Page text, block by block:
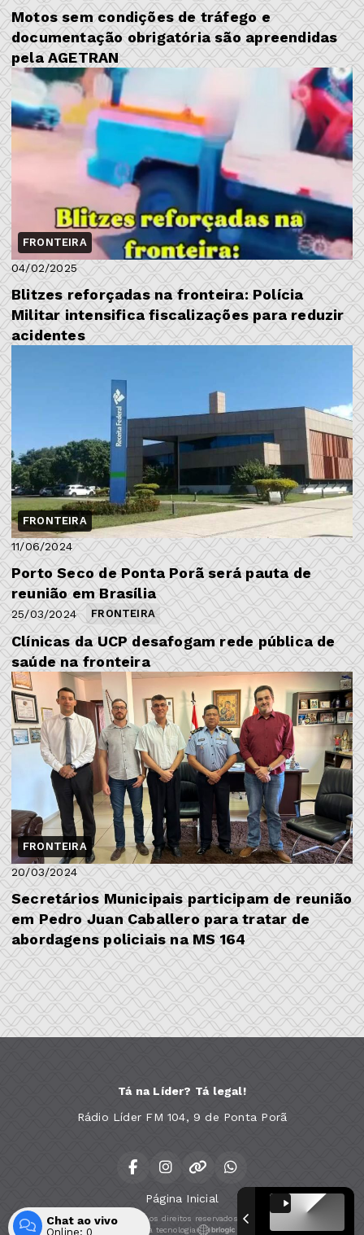
Motos sem condições de tráfego e
documentação obrigatória são apreendidas
pela AGETRAN
FRONTEIRA
04/02/2025
Blitzes reforçadas na fronteira: Polícia
Militar intensifica fiscalizações para reduzir
acidentes
FRONTEIRA
11/06/2024
Porto Seco de Ponta Porã será pauta de
reunião em Brasília
FRONTEIRA
25/03/2024
Clínicas da UCP desafogam rede pública de
saúde na fronteira
FRONTEIRA
20/03/2024
Secretários Municipais participam de reunião
em Pedro Juan Caballero para tratar de
abordagens policiais na MS 164
Tá na Líder? Tá legal!
Rádio Líder FM 104, 9 de Ponta Porã
Página Inicial
Todos os direitos reservados.
Com a tecnologia
Chat ao vivo
Online: 0